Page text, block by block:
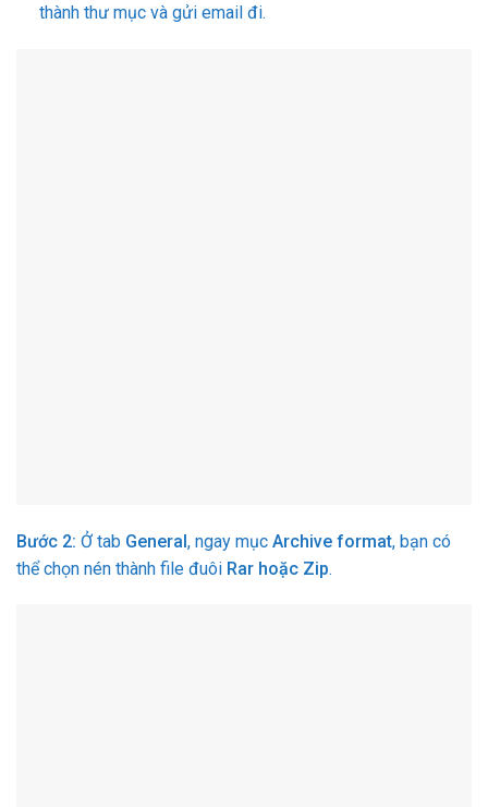
thành thư mục và gửi email đi.
Bước 2: Ở tab General, ngay mục Archive format, bạn có
thể chọn nén thành file đuôi Rar hoặc Zip.